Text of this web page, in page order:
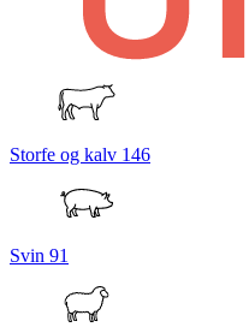
Storfe og kalv 146
Svin 91